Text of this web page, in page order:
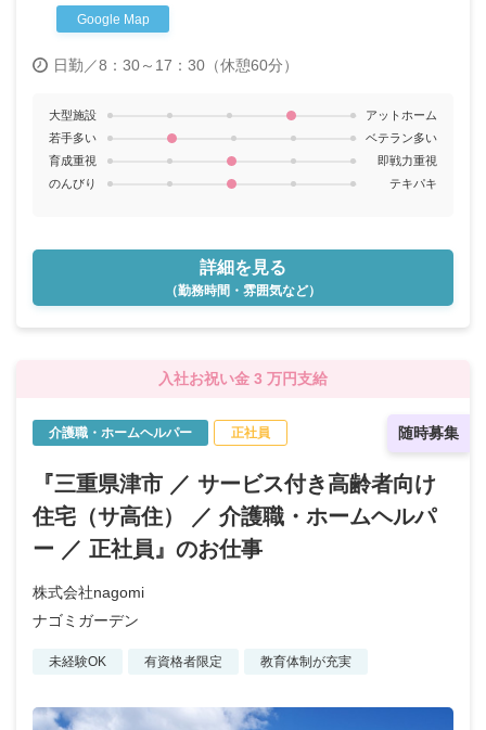
Google Map
日勤／8：30～17：30（休憩60分）
大型施設
アットホーム
若手多い
ベテラン多い
育成重視
即戦力重視
のんびり
テキパキ
詳細を見る
（勤務時間・雰囲気など）
入社お祝い金 3 万円支給
随時募集
介護職・ホームヘルパー 正社員
『三重県津市 ／ サービス付き高齢者向け
住宅（サ高住） ／ 介護職・ホームヘルパ
ー ／ 正社員』のお仕事
株式会社nagomi
ナゴミガーデン
未経験OK 有資格者限定 教育体制が充実